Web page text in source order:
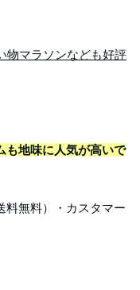
物マラソンなども好評
も地味に人気が高いで
料無料）・カスタマー